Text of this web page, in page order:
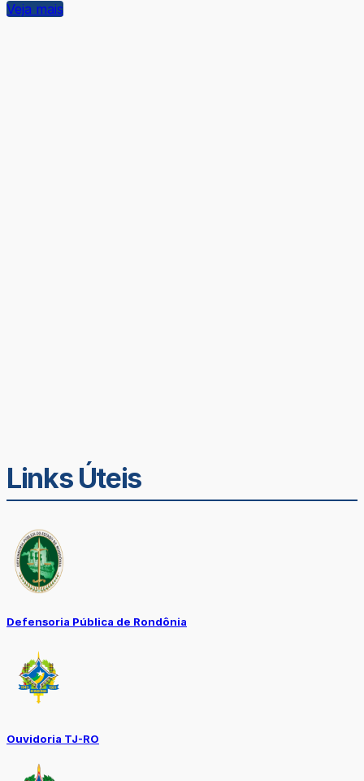
Veja mais
Links Úteis
Defensoria Pública de Rondônia
Ouvidoria TJ-RO